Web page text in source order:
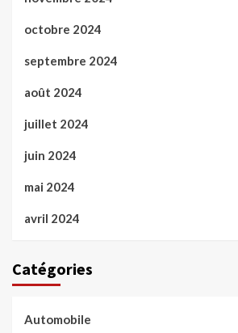
octobre 2024
septembre 2024
août 2024
juillet 2024
juin 2024
mai 2024
avril 2024
Catégories
Automobile